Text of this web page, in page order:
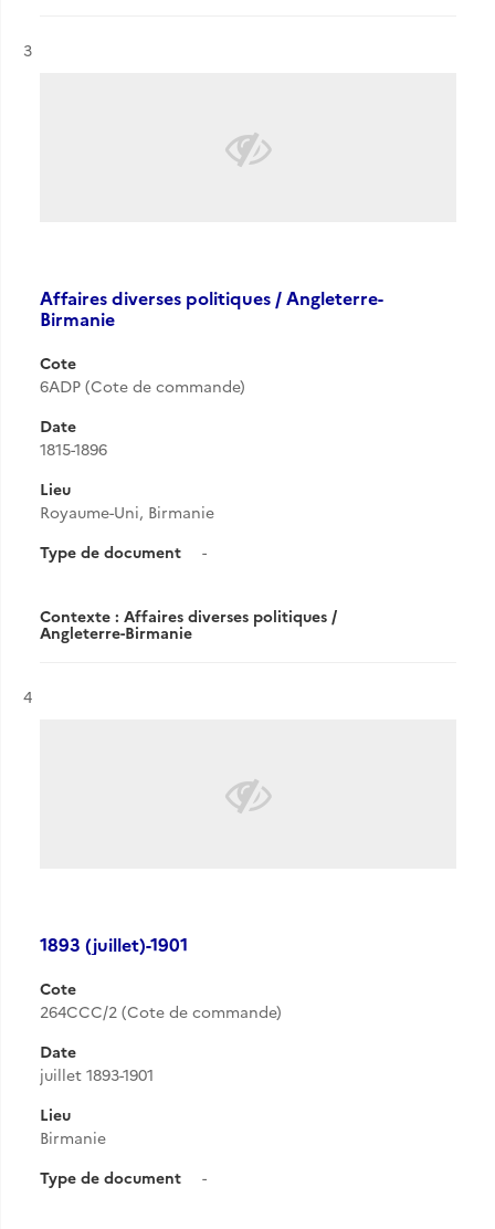
Résultat n°
3
Affaires diverses politiques / Angleterre-
Birmanie
Cote
6ADP (Cote de commande)
Date
1815-1896
Lieu
Royaume-Uni, Birmanie
Type de document
-
Contexte : Affaires diverses politiques /
Angleterre-Birmanie
Résultat n°
4
1893 (juillet)-1901
Cote
264CCC/2 (Cote de commande)
Date
juillet 1893-1901
Lieu
Birmanie
Type de document
-